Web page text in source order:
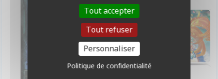
Tout accepter
Tout refuser
Personnaliser
Politique de confidentialité